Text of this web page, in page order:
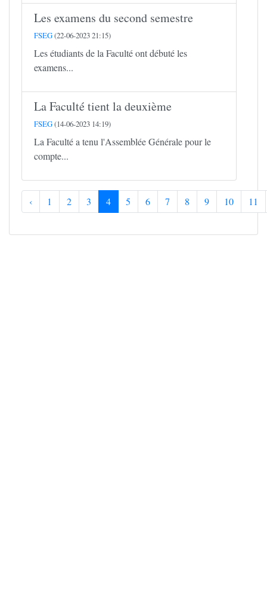
Les examens du second semestre
FSEG(22-06-2023 21:15)
Les étudiants de la Faculté ont débuté les
examens...
La Faculté tient la deuxième
FSEG(14-06-2023 14:19)
La Faculté a tenu l'Assemblée Générale pour le
compte...
‹ 1 2 3 4 5 6 7 8 9 10 11